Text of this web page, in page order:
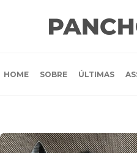
HOME SOBRE ÚLTIMAS